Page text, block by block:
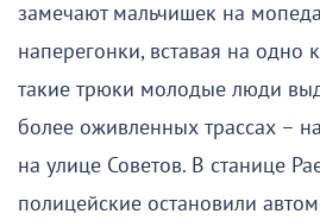
замечают мальчишек на
наперегонки, вставая на одно
такие трюки молодые люди
более оживленных трассах –
на улице Советов. В станице
полицейские остановили